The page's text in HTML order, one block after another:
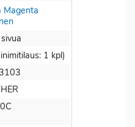
Magenta
1 kpl)